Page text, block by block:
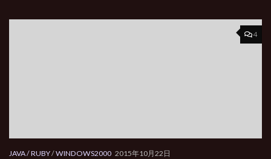
4
JAVA / RUBY/WINDOWS2000 2015年10月22日